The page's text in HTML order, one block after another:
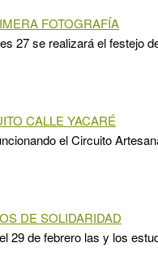
FOTOGRAFÍA
27 se realizará el festejo
CALLE YACARÉ
el Circuito
DE SOLIDARIDAD
29 de febrero las y los